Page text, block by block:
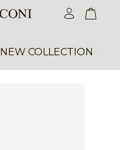
NEW COLLECTION